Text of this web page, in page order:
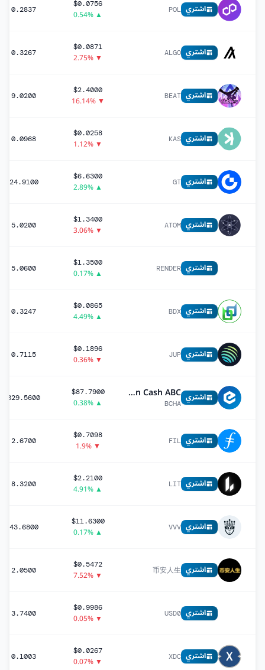
اشتري POL
$0.0756
▲ 0.54%
0.2837
اشتري ALGO
$0.0871
▼ 2.75%
0.3267
اشتري BEAT
$2.4000
▼ 16.14%
9.0200
اشتري KAS
$0.0258
▼ 1.12%
0.0968
اشتري GT
$6.6300
▲ 2.89%
24.9100
اشتري ATOM
$1.3400
▼ 3.06%
5.0200
اشتري RENDER
$1.3500
▲ 0.17%
5.0600
اشتري BDX
$0.0865
▲ 4.49%
0.3247
اشتري JUP
$0.1896
▼ 0.36%
0.7115
اشتري Bitcoin Cash ABC
BCHA
$87.7900
▲ 0.38%
329.5600
اشتري FIL
$0.7098
▼ 1.9%
2.6700
اشتري LIT
$2.2100
▲ 4.91%
8.3200
اشتري VVV
$11.6300
▲ 0.17%
43.6800
اشتري 币安人生
$0.5472
▼ 7.52%
2.0500
اشتري USD0
$0.9986
▼ 0.05%
3.7400
اشتري XDC
$0.0267
▼ 0.07%
0.1003